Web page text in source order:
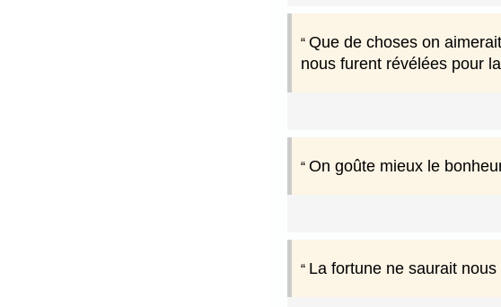
Que de choses on
nous furent révélées pour
On goûte mieux le
La fortune ne saurait